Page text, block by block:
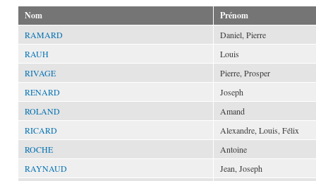
Nom Prénom
RAMARD
Daniel, Pierre
RAUH
Louis
RIVAGE
Pierre, Prosper
RENARD
Joseph
ROLAND
Amand
RICARD
Alexandre, Louis, Félix
ROCHE
Antoine
RAYNAUD
Jean, Joseph